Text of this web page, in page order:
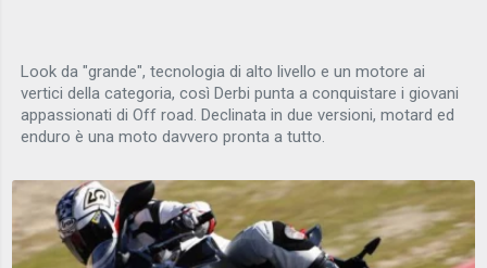
Look da "grande", tecnologia di alto livello e un motore ai
vertici della categoria, così Derbi punta a conquistare i giovani
appassionati di Off road. Declinata in due versioni, motard ed
enduro è una moto davvero pronta a tutto.